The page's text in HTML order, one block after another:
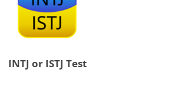
INTJ or ISTJ Test